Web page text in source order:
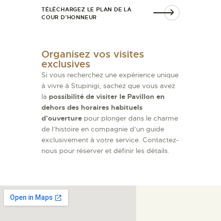
TÉLÉCHARGEZ LE PLAN DE LA
COUR D’HONNEUR
Organisez vos visites
exclusives
Si vous recherchez une expérience unique
à vivre à Stupinigi, sachez que vous avez
la possibilité de visiter le Pavillon en
dehors des horaires habituels
d’ouverture pour plonger dans le charme
de l’histoire en compagnie d’un guide
exclusivement à votre service. Contactez-
nous pour réserver et définir les détails.